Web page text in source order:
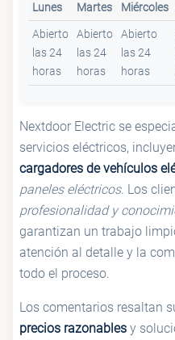
Lunes Martes Miércoles
Abierto
las 24
horas
Abierto
las 24
horas
Abierto
las 24
horas
Nextdoor Electric se
servicios eléctricos,
cargadores de vehículos
paneles eléctricos. Los
profesionalidad y
garantizan un trabajo
atención al detalle y la
todo el proceso.
Los comentarios resaltan
precios razonables y